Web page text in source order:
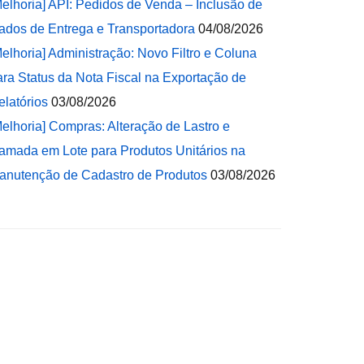
API: Pedidos de Venda – Inclusão de
de Entrega e Transportadora 04/08/2026
Administração: Novo Filtro e Coluna
Status da Nota Fiscal na Exportação de
03/08/2026
Compras: Alteração de Lastro e
em Lote para Produtos Unitários na
de Cadastro de Produtos 03/08/2026